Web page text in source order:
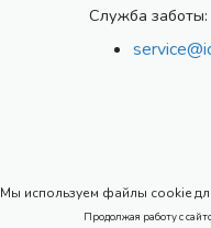
Служба заботы:
Мы используем файлы cookie
Продолжая работу с